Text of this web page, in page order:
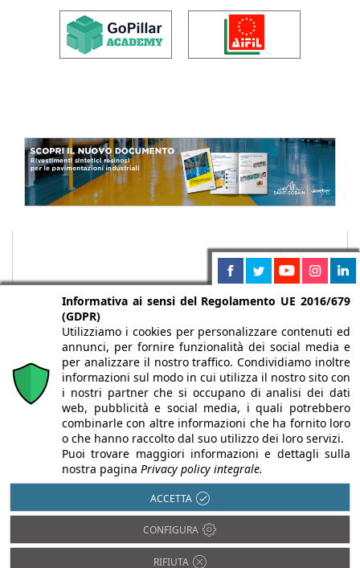
Chi siamo Autori Per la tua pubblicità
Iscriviti alla
newsletter
Infobuild è testata registrata presso il Tribunale di Milano al n° 63
dell’8/3/2013 - ISSN 2282-2267
© 2000-2026 Infoweb srl - P.IVA 13155920153 - Tutti i diritti
Informativa ai sensi del Regolamento UE 2016/679
(GDPR)
Utilizziamo i cookies per personalizzare contenuti ed
annunci, per fornire funzionalità dei social media e
per analizzare il nostro traffico. Condividiamo inoltre
informazioni sul modo in cui utilizza il nostro sito con
i nostri partner che si occupano di analisi dei dati
web, pubblicità e social media, i quali potrebbero
combinarle con altre informazioni che ha fornito loro
o che hanno raccolto dal suo utilizzo dei loro servizi.
Puoi trovare maggiori informazioni e dettagli sulla
nostra pagina Privacy policy integrale.
ACCETTA
CONFIGURA
RIFIUTA